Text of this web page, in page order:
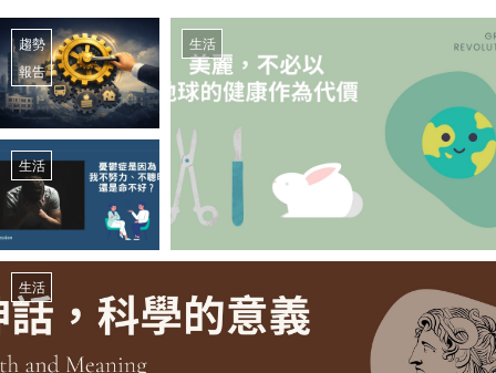
趨勢
報告
生活
生活
生活